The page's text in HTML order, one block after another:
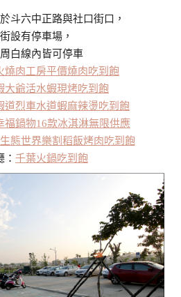
斗六中正路與社口街口，
設有停車場，
白線內皆可停車
燒肉工房平價燒肉吃到飽
大爺活水蝦現烤吃到飽
道烈車水道蝦麻辣燙吃到飽
福鍋物16款冰淇淋無限供應
態世界樂割稻飯烤肉吃到飽
千葉火鍋吃到飽